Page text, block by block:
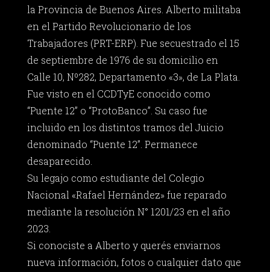
la Provincia de Buenos Aires. Alberto militaba
en el Partido Revolucionario de los
Trabajadores (PRT-ERP). Fue secuestrado el 15
de septiembre de 1976 de su domicilio en
Calle 10, Nº282, Departamento «3», de La Plata.
Fue visto en el CCDTyE conocido como
“Puente 12” o “ProtoBanco”. Su caso fue
incluido en los distintos tramos del Juicio
denominado “Puente 12”. Permanece
desaparecido.
Su legajo como estudiante del Colegio
Nacional «Rafael Hernández» fue reparado
mediante la resolución N° 1201/23 en el año
2023.
Si conociste a Alberto y querés enviarnos
nueva información, fotos o cualquier dato que